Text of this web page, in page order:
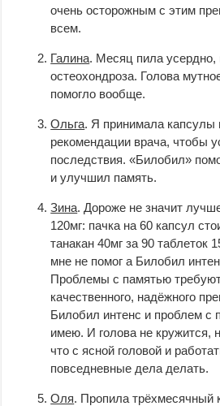
очень осторожным с этим
всем.
Галина. Месяц пила усердно,
остеохондроза. Голова
помогло вообще.
Ольга. Я принимала капсулы
рекомендации врача, чтобы
последствия. «Билобил»
и улучшил память.
Зина. Дороже не значит
120мг: пачка на 60 капсул
танакан 40мг за 90 таблеток
мне не помог а Билобил
Проблемы с памятью
качественного, надёжного
Билобил интенс и проблем с
имею. И голова не кружится,
что с ясной головой и
повседневные дела делать.
Оля. Пропила трёхмесячный